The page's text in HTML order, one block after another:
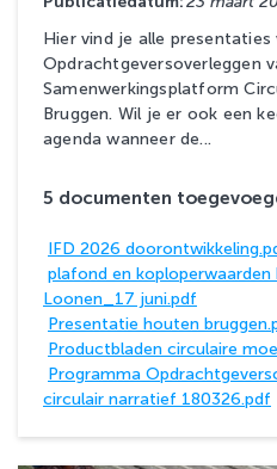
Hier vind je alle presentaties
Opdrachtgeversoverleggen
Samenwerkingsplatform
Bruggen. Wil je er ook een
agenda wanneer de...
5 documenten
IFD 2026
plafond en
Loonen_17 juni.pdf
Presentatie houten
Productbladen circulaire
Programma
circulair narratief 180326.pdf